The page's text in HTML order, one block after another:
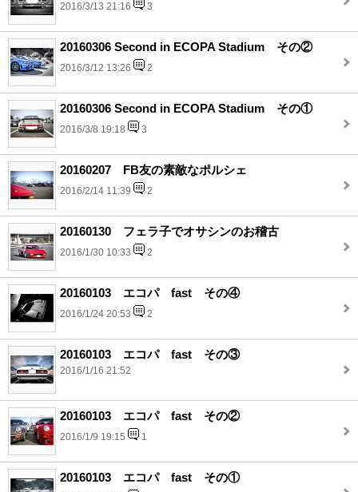
2016/3/13 21:16 3
20160306 Second in ECOPA Stadium その②
2016/3/12 13:26 2
20160306 Second in ECOPA Stadium その①
2016/3/8 19:18 3
20160207 FB友の素敵なポルシェ
2016/2/14 11:39 2
20160130 フェラ子でオサシンのお稽古
2016/1/30 10:33 2
20160103 エコパ fast その④
2016/1/24 20:53 2
20160103 エコパ fast その③
2016/1/16 21:52
20160103 エコパ fast その②
2016/1/9 19:15 1
20160103 エコパ fast その①